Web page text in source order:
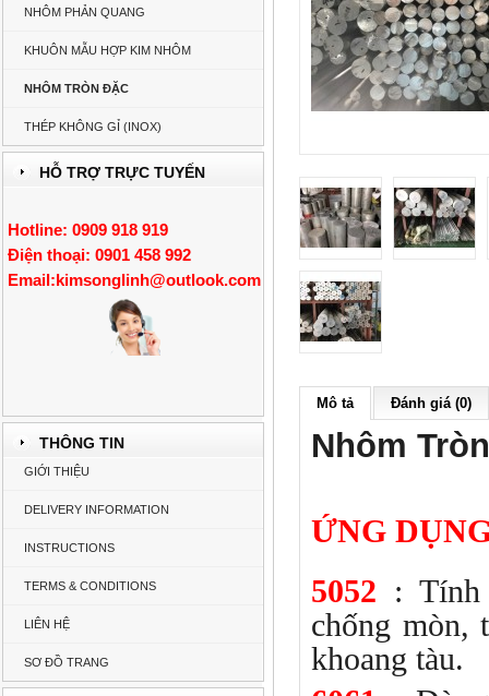
NHÔM PHẢN QUANG
KHUÔN MẪU HỢP KIM NHÔM
NHÔM TRÒN ĐẶC
THÉP KHÔNG GỈ (INOX)
HỖ TRỢ TRỰC TUYẾN
Hotline: 0909 918 919
Điện thoại: 0901 458 992
Email:kimsonglinh@outlook.com
THÔNG TIN
GIỚI THIỆU
DELIVERY INFORMATION
INSTRUCTIONS
TERMS & CONDITIONS
LIÊN HỆ
SƠ ĐỒ TRANG
Mô tả Đánh giá (0)
Nhôm
ỨNG
5052 : Tính
chống mòn,
khoang tàu.